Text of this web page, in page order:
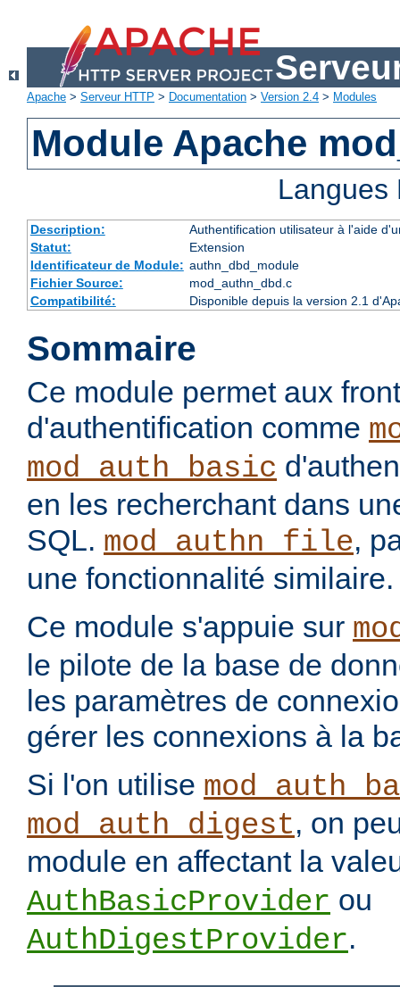
Apache > Serveur HTTP > Documentation > Version 2.4 > Modules
Module Apache
Description:
Authentification utilisateur à l'aide
Statut:
Extension
Identificateur de Module: authn_dbd_module
Fichier Source:
mod_authn_dbd.c
Compatibilité:
Disponible depuis la version 2.1
Sommaire
Ce module permet aux
d'authentification comme
mod_auth_basic
en les recherchant dans
SQL. mod_authn_file,
une fonctionnalité similaire.
Ce module s'appuie sur
le pilote de la base de
les paramètres de
gérer les connexions à la
Si l'on utilise
mod_auth_digest, on
module en affectant la
AuthBasicProvider ou
AuthDigestProvider.